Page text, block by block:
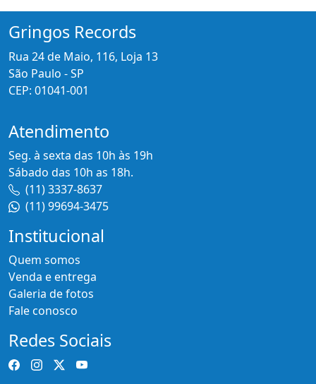
Gringos Records
Rua 24 de Maio, 116, Loja 13
São Paulo - SP
CEP: 01041-001
Atendimento
Seg. à sexta das 10h às 19h
Sábado das 10h as 18h.
(11) 3337-8637
(11) 99694-3475
Institucional
Quem somos
Venda e entrega
Galeria de fotos
Fale conosco
Redes Sociais